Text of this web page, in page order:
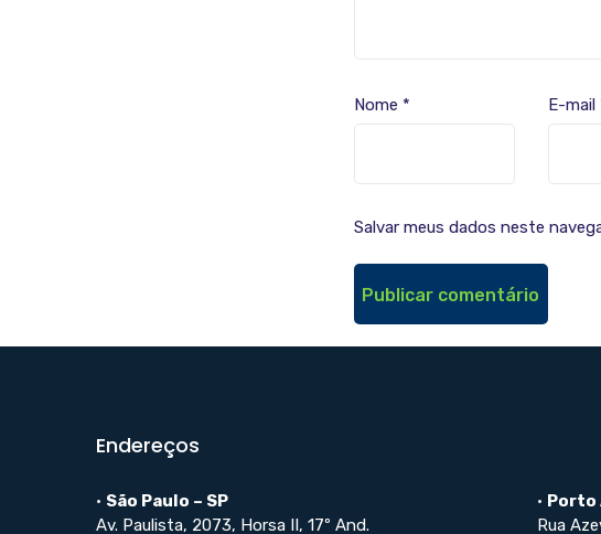
Nome * E-mail
Salvar meus dados neste
Endereços
• São Paulo – SP
Av. Paulista, 2073, Horsa II, 17º And.
• Porto
Rua